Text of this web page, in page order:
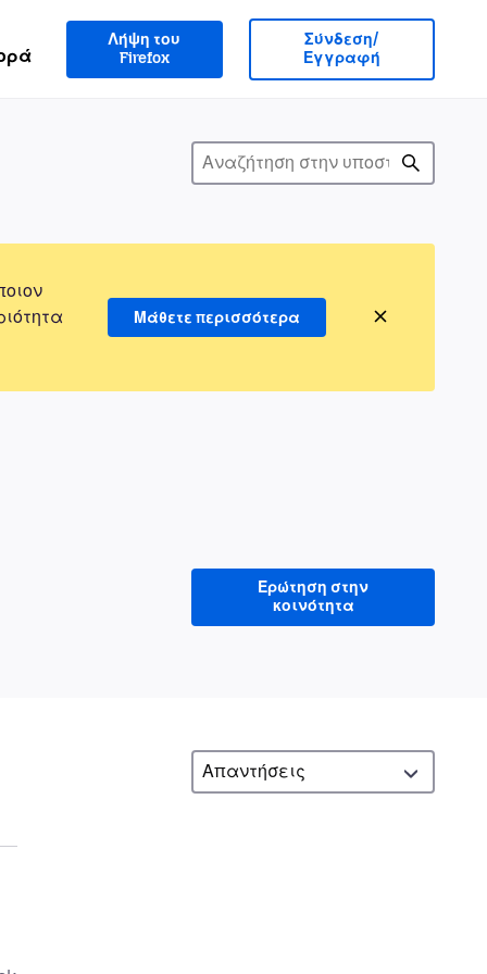
Λήψη του
Firefox
Σύνδεση/
Εγγραφή
Μάθετε περισσότερα
Ερώτηση στην
κοινότητα